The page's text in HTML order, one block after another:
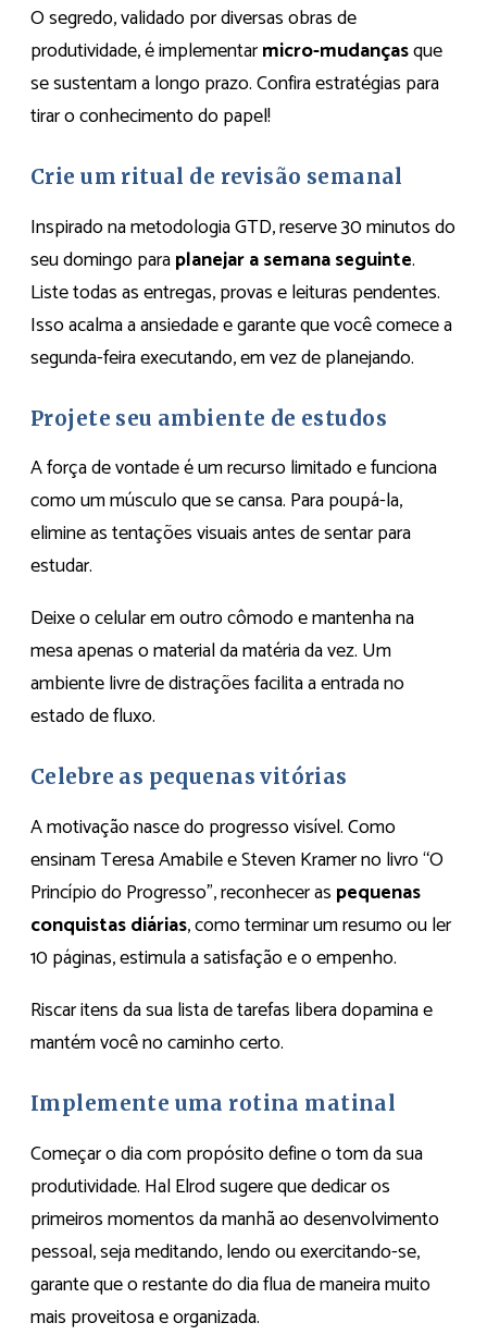
O segredo, validado por diversas obras de
produtividade, é implementarmicro-mudançasque
se sustentam a longo prazo. Confira estratégias para
tirar o conhecimento do papel!
Crie um ritual de revisão semanal
Inspirado na metodologia GTD, reserve 30 minutos do
seu domingo paraplanejar a semana seguinte.
Liste todas as entregas, provas e leituras pendentes.
Isso acalma a ansiedade e garante que você comece a
segunda-feira executando, em vez de planejando.
Projete seu ambiente de estudos
A força de vontade é um recurso limitado e funciona
como um músculo que se cansa. Para poupá-la,
elimine as tentações visuais antes de sentar para
estudar.
Deixe o celular em outro cômodo e mantenha na
mesa apenas o material da matéria da vez. Um
ambiente livre de distrações facilita a entrada no
estado de fluxo.
Celebre as pequenas vitórias
A motivação nasce do progresso visível. Como
ensinam Teresa Amabile e Steven Kramer no livro “O
Princípio do Progresso”, reconhecer as pequenas
conquistas diárias, como terminar um resumo ou ler
10 páginas, estimula a satisfação e o empenho.
Riscar itens da sua lista de tarefas libera dopamina e
mantém você no caminho certo.
Implemente uma rotina matinal
Começar o dia com propósito define o tom da sua
produtividade. Hal Elrod sugere que dedicar os
primeiros momentos da manhã ao desenvolvimento
pessoal, seja meditando, lendo ou exercitando-se,
garante que o restante do dia flua de maneira muito
mais proveitosa e organizada.